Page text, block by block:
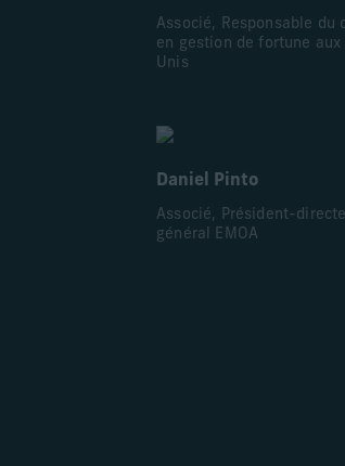
Associé, Responsable du
en gestion de fortune aux
Unis
Daniel Pinto
Associé, Président-
général EMOA